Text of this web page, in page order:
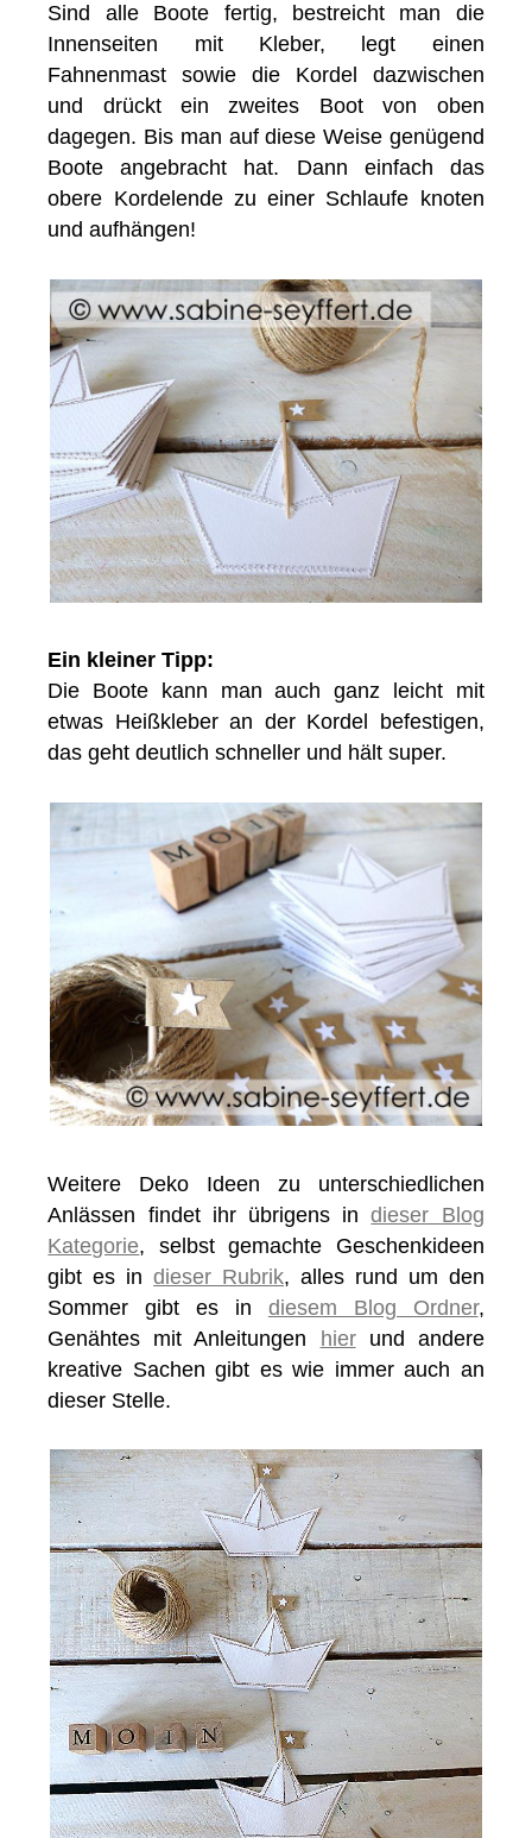
Sind alle Boote fertig, bestreicht man die
Innenseiten mit Kleber, legt einen
Fahnenmast sowie die Kordel dazwischen
und drückt ein zweites Boot von oben
dagegen. Bis man auf diese Weise genügend
Boote angebracht hat. Dann einfach das
obere Kordelende zu einer Schlaufe knoten
und aufhängen!
Ein kleiner Tipp:
Die Boote kann man auch ganz leicht mit
etwas Heißkleber an der Kordel befestigen,
das geht deutlich schneller und hält super.
Weitere Deko Ideen zu unterschiedlichen
Anlässen findet ihr übrigens indieser Blog
Kategorie, selbst gemachte Geschenkideen
gibt es indieser Rubrik, alles rund um den
Sommer gibt es in diesem Blog Ordner,
Genähtes mit Anleitungen hierund andere
kreative Sachen gibt es wie immer auch an
dieser Stelle.